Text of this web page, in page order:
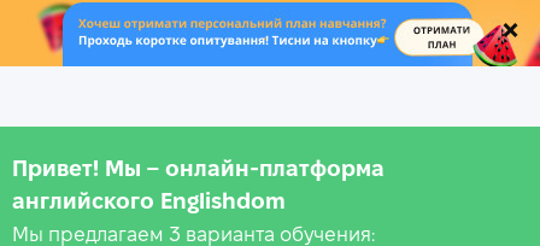
.
Привет! Мы – онлайн‑платформа
английского Englishdom
Мы предлагаем 3 варианта обучения: